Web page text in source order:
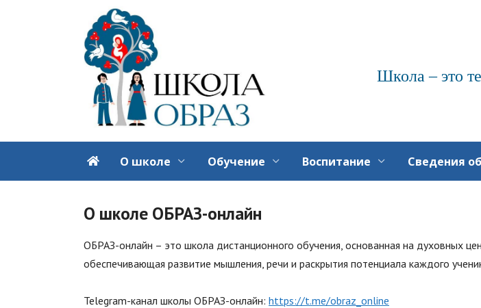
Школа – это
О школе Обучение Воспитание Сведения
О школе ОБРАЗ-онлайн
ОБРАЗ-онлайн – это школа дистанционного обучения, основанная на духовных
обеспечивающая развитие мышления, речи и раскрытия потенциала каждого
Telegram-канал школы ОБРАЗ-онлайн: https://t.me/obraz_online